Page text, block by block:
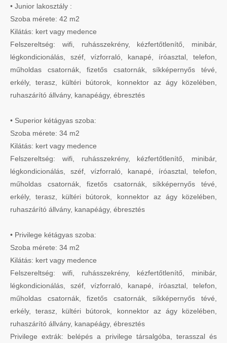
• Junior lakosztály :
Szoba mérete: 42 m2
Kilátás: kert vagy medence
Felszereltség: wifi, ruhásszekrény, kézfertőtlenítő, minibár,
légkondicionálás, széf, vízforraló, kanapé, íróasztal, telefon,
műholdas csatornák, fizetős csatornák, síkképernyős tévé,
erkély, terasz, kültéri bútorok, konnektor az ágy közelében,
ruhaszárító állvány, kanapéágy, ébresztés
• Superior kétágyas szoba:
Szoba mérete: 34 m2
Kilátás: kert vagy medence
Felszereltség: wifi, ruhásszekrény, kézfertőtlenítő, minibár,
légkondicionálás, széf, vízforraló, kanapé, íróasztal, telefon,
műholdas csatornák, fizetős csatornák, síkképernyős tévé,
erkély, terasz, kültéri bútorok, konnektor az ágy közelében,
ruhaszárító állvány, kanapéágy, ébresztés
• Privilege kétágyas szoba:
Szoba mérete: 34 m2
Kilátás: kert vagy medence
Felszereltség: wifi, ruhásszekrény, kézfertőtlenítő, minibár,
légkondicionálás, széf, vízforraló, kanapé, íróasztal, telefon,
műholdas csatornák, fizetős csatornák, síkképernyős tévé,
erkély, terasz, kültéri bútorok, konnektor az ágy közelében,
ruhaszárító állvány, kanapéágy, ébresztés
Privilege extrák: belépés a privilege társalgóba, terasszal és